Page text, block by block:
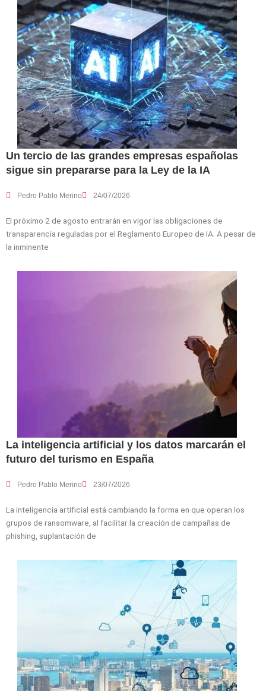
Un tercio de las grandes empresas españolas
sigue sin prepararse para la Ley de la IA
Pedro Pablo Merino 24/07/2026
El próximo 2 de agosto entrarán en vigor las obligaciones de
transparencia reguladas por el Reglamento Europeo de IA. A pesar de
la inminente
La inteligencia artificial y los datos marcarán el
futuro del turismo en España
Pedro Pablo Merino 23/07/2026
La inteligencia artificial está cambiando la forma en que operan los
grupos de ransomware, al facilitar la creación de campañas de
phishing, suplantación de